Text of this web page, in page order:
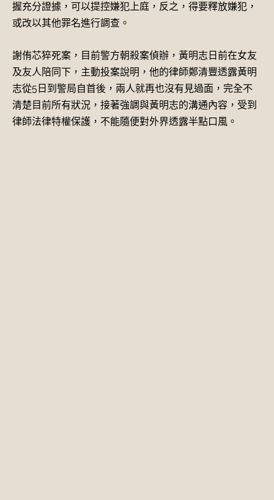
握充分證據，可以提控嫌犯上庭，反之，得要釋放嫌犯，
或改以其他罪名進行調查。
謝侑芯猝死案，目前警方朝殺案偵辦，黃明志日前在女友
及友人陪同下，主動投案說明，他的律師鄭清豐透露黃明
志從5日到警局自首後，兩人就再也沒有見過面，完全不
清楚目前所有狀況，接著強調與黃明志的溝通內容，受到
律師法律特權保護，不能隨便對外界透露半點口風。